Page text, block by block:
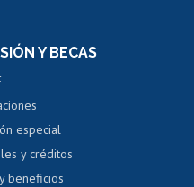
médico y dental
de arancel y crédito alumnos
de arancel y crédito exalumnos
de títulos y grados
Y BECAS
especial
y créditos
beneficios